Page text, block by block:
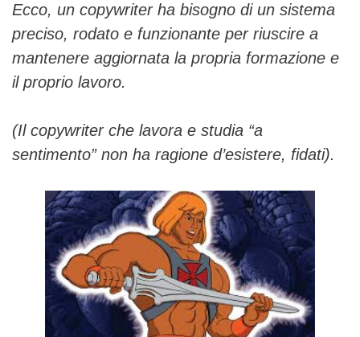
Ecco, un copywriter ha bisogno di un sistema
preciso, rodato e funzionante per riuscire a
mantenere aggiornata la propria formazione e
il proprio lavoro.
(Il copywriter che lavora e studia “a
sentimento” non ha ragione d’esistere, fidati).